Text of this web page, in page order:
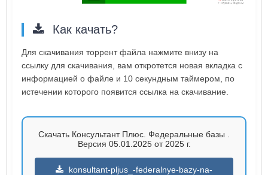
Как качать?
Для скачивания торрент файла нажмите внизу на
ссылку для скачивания, вам откротется новая вкладка с
информацией о файле и 10 секундным таймером, по
истечении которого появится ссылка на скачивание.
Скачать Консультант Плюс. Федеральные базы .
Версия 05.01.2025 от 2025 г.
konsultant-pljus_-federalnye-bazy-na-